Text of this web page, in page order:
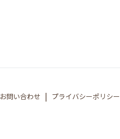
お問い合わせ
プライバシーポリシー